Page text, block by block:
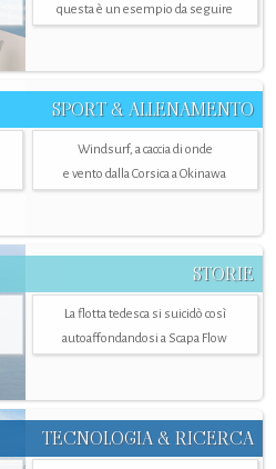
questa è un esempio da seguire
SPORT & ALLENAMENTO
Windsurf, a caccia di onde
e vento dalla Corsica a Okinawa
STORIE
La flotta tedesca si suicidò così
autoaffondandosi a Scapa Flow
TECNOLOGIA & RICERCA